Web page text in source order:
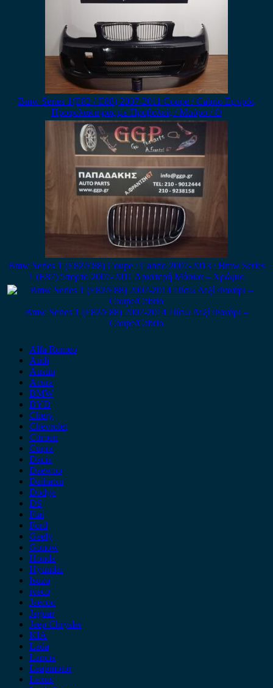
Bmw Series 1(E82 / E88) 2007-2011 Coupe / Cabrio Εμπρός
Προφυλακτήρας με Προβολείς / Μαύρο / Θ
Bmw Series 1 (E82/E88) Coupe / Cabrio 2007-2013 / Bmw Series
1 (E87) 5πορτο 2007-2011 Αριστερή Μάσκα – Χρώμιο
Bmw Series 1 (E82/E88) 2007-2014 Πίσω Δεξί Φανάρι –
Coupe/Cabrio
Alfa Romeo
Audi
Austin
Acura
BMW
BYD
Chery
Chevrolet
Citroen
Cupra
Dacia
Daewoo
Daihatsu
Dodge
DS
Fiat
Ford
Geely
Gonow
Honda
Hyundai
Isuzu
iveco
Jaecoo
Jaguar
Jeep Chrysler
KIA
Lada
Lancia
Leapmotor
Lexus